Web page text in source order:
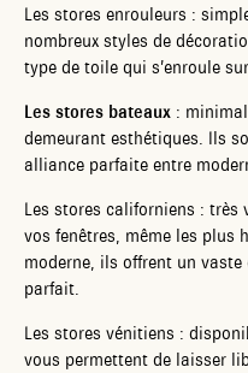
Les stores enrouleurs :
nombreux styles de
type de toile qui s’enroule
Les stores bateaux :
demeurant esthétiques. Ils
alliance parfaite entre
Les stores californiens : très
vos fenêtres, même les plus
moderne, ils offrent un
parfait.
Les stores vénitiens :
vous permettent de laisser